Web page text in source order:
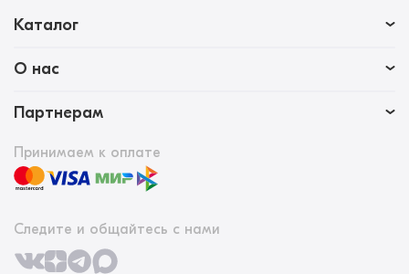
Каталог
О нас
Партнерам
Принимаем к оплате
Следите и общайтесь с нами